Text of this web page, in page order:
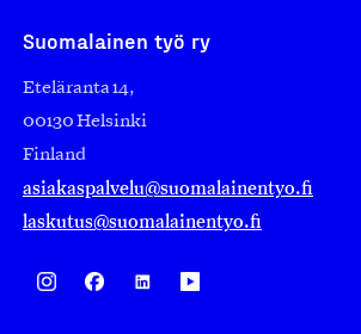
Suomalainen työ ry
Eteläranta 14,
00130 Helsinki
Finland
asiakaspalvelu@suomalainentyo.fi
laskutus@suomalainentyo.fi